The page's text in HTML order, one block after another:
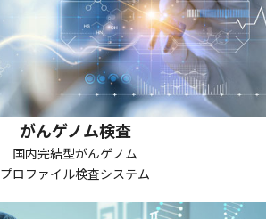
がんゲノム検査
国内完結型がんゲノム
プロファイル検査システム